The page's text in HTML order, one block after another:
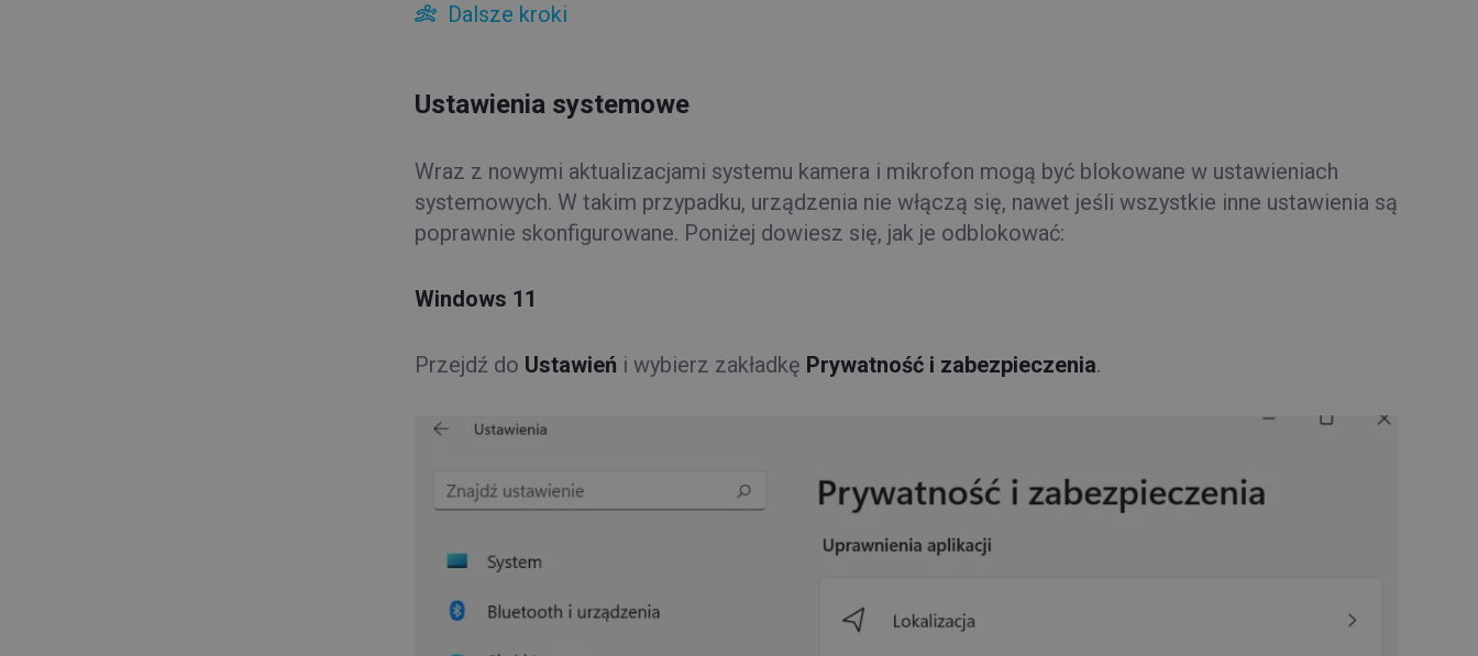
Dalsze kroki
Ustawienia systemowe
Wraz z nowymi aktualizacjami systemu kamera i mikrofon mogą być blokowane w ustawieniach
systemowych. W takim przypadku, urządzenia nie włączą się, nawet jeśli wszystkie inne ustawienia są
poprawnie skonfigurowane. Poniżej dowiesz się, jak je odblokować:
Windows 11
Przejdź do Ustawień i wybierz zakładkę Prywatność i zabezpieczenia.